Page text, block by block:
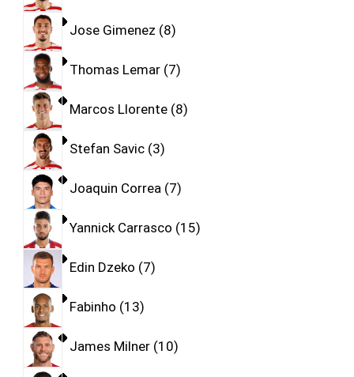
Jose Gimenez 8
Thomas Lemar 7
Marcos Llorente 8
Stefan Savic 3
Joaquin Correa 7
Yannick Carrasco 15
Edin Dzeko 7
Fabinho 13
James Milner 10